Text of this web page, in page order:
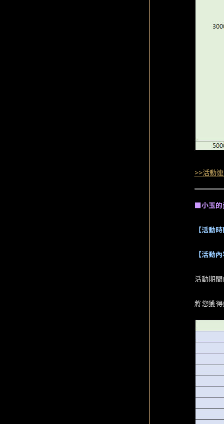
>>活動
■小玉的
【活動
【活動
活動期
將您獲